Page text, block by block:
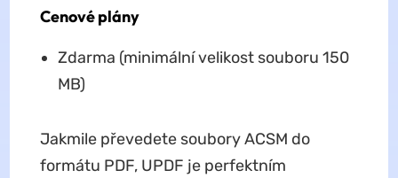
Cenové plány
Zdarma (minimální velikost souboru 150
MB)
Jakmile převedete soubory ACSM do
formátu PDF, UPDF je perfektním